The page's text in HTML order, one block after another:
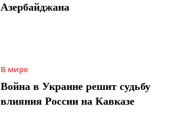
Азербайджана
В мире
Война в Украине решит судьбу
влияния России на Кавказе